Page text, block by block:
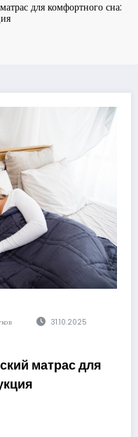
для комфортного сна:
31.10.2025
матрас для